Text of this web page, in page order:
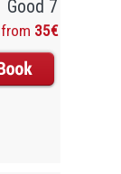
Good 7
from 35€